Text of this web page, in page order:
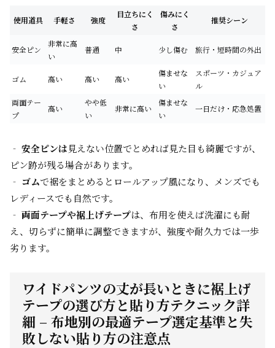
使用道具 手軽さ 強度
目立ちにく
さ
傷みにく
さ
推奨シーン
安全ピン
非常に高
い
普通 中 少し傷む 旅行・短時間の外出
ゴム 高い 高い 高い
傷ませな
い
スポーツ・カジュア
ル
両面テー
プ
高い
やや低
い
非常に高い
傷ませな
い
一日だけ・応急処置
‐ 安全ピンは見えない位置でとめれば見た目も綺麗ですが、
ピン跡が残る場合があります。
‐ ゴムで裾をまとめるとロールアップ風になり、メンズでも
レディースでも自然です。
‐ 両面テープや裾上げテープは、布用を使えば洗濯にも耐
え、切らずに簡単に調整できますが、強度や耐久力では一歩
劣ります。
ワイドパンツの丈が長いときに裾上げ
テープの選び方と貼り方テクニック詳
細 – 布地別の最適テープ選定基準と失
敗しない貼り方の注意点